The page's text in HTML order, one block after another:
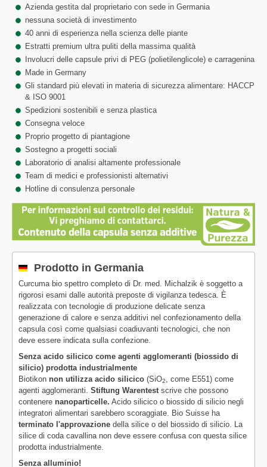
Azienda gestita dal proprietario con sede in Germania
nessuna società di investimento
40 anni di esperienza nella scienza delle piante
Estratti premium ultra puliti della massima qualità
Involucri delle capsule privi di PEG (polietilenglicole) e carragenina
Made in Germany
Gli standard più elevati in materia di sicurezza alimentare: HACCP
& ISO 9001
Spedizioni sostenibili e senza plastica
Consegna veloce
Proprio progetto di piantagione
Sostegno a progetti sociali
Laboratorio di analisi altamente professionale
Team di medici e professionisti alternativi
Hotline di consulenza personale
Prodotto in Germania
Curcuma bio spettro completo di Dr. med. Michalzik è soggetto a
rigorosi esami dalle autorità preposte di vigilanza tedesca. È
realizzata con tecnologie di produzione delicate senza
generazione di calore e senza additivi nel confezionamento della
capsula così come qualsiasi coadiuvanti tecnologici, che non
deve essere indicata sulla confezione.
Senza acido silicico come agenti agglomeranti (biossido di
silicio) prodotta industrialmente
Biotikon non utilizza acido silicico (SiO2
, come E551) come
agenti agglomeranti. Stiftung Warentest scrive che possono
contenere nanoparticelle. Acido silicico o biossido di silicio negli
integratori alimentari sarebbero scoraggiate. Bio Suisse ha
terminato l'approvazione della silice o del biossido di silicio. La
silice di coda cavallina non deve essere confusa con questa silice
prodotta industrialmente.
Senza alluminio!